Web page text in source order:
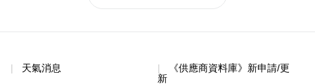
天氣消息
《供應商資料庫》新申請/更
新